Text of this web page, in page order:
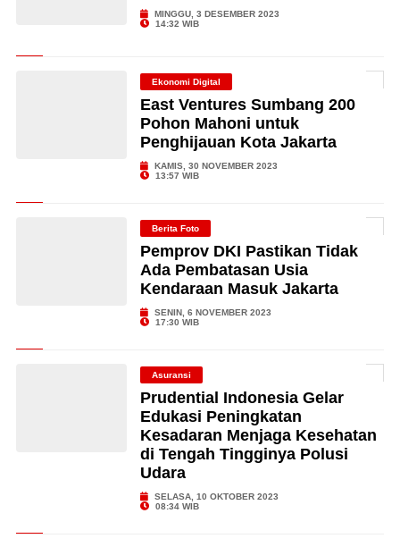
MINGGU, 3 DESEMBER 2023
14:32 WIB
Ekonomi Digital
East Ventures Sumbang 200
Pohon Mahoni untuk
Penghijauan Kota Jakarta
KAMIS, 30 NOVEMBER 2023
13:57 WIB
Berita Foto
Pemprov DKI Pastikan Tidak
Ada Pembatasan Usia
Kendaraan Masuk Jakarta
SENIN, 6 NOVEMBER 2023
17:30 WIB
Asuransi
Prudential Indonesia Gelar
Edukasi Peningkatan
Kesadaran Menjaga Kesehatan
di Tengah Tingginya Polusi
Udara
SELASA, 10 OKTOBER 2023
08:34 WIB